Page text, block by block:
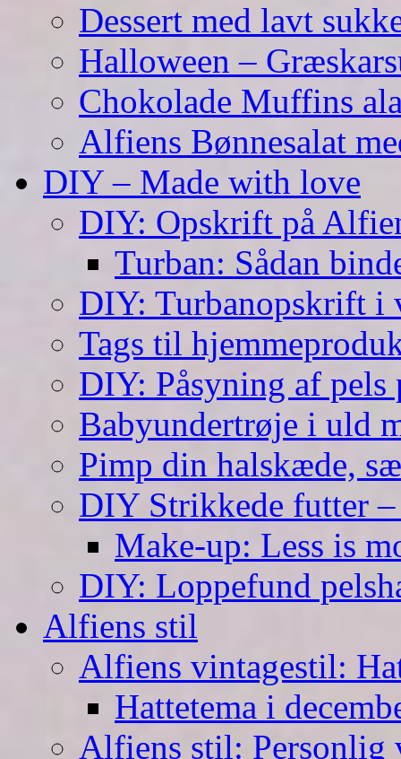
Dessert med lavt
Halloween –
Chokolade Muffins
Alfiens Bønnesalat
DIY – Made with love
DIY: Opskrift på
Turban: Sådan
DIY: Turbanopskrift i
Tags til
DIY: Påsyning af
Babyundertrøje i uld
Pimp din halskæde,
DIY Strikkede futter
Make-up: Less is
DIY: Loppefund
Alfiens stil
Alfiens vintagestil:
Hattetema i
Alfiens stil: Personlig